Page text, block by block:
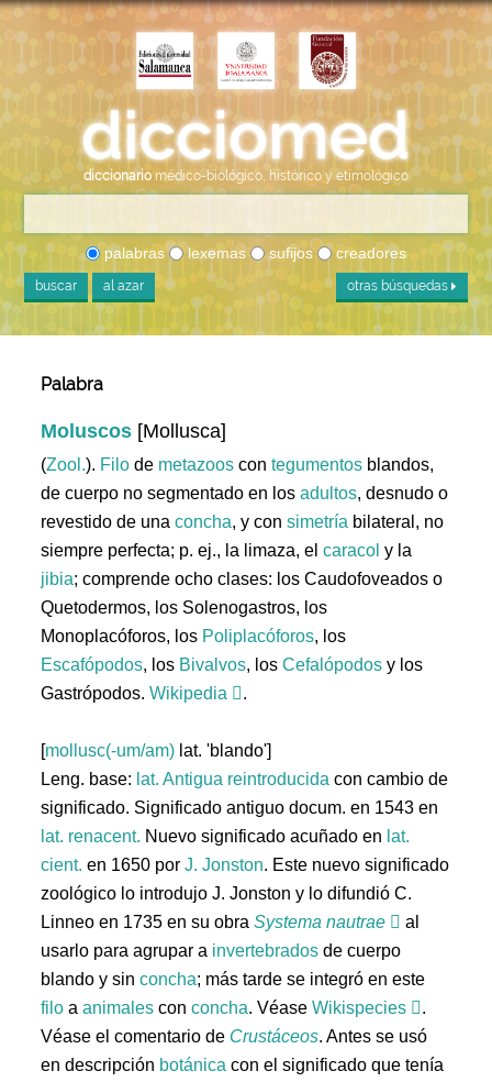
diccionario médico-biológico, histórico y etimológico
palabras lexemas sufijos creadores
buscar al azar otras búsquedas
Palabra
Moluscos [Mollusca]
(Zool.). Filo de metazoos contegumentos blandos,
de cuerpo no segmentado en losadultos, desnudo o
revestido de unaconcha, y consimetría bilateral, no
siempre perfecta; p. ej., la limaza, elcaracol y la
jibia; comprende ocho clases: los Caudofoveados o
Quetodermos, los Solenogastros, los
Monoplacóforos, los Poliplacóforos, los
Escafópodos, los Bivalvos, losCefalópodos y los
Gastrópodos.Wikipedia .
[mollusc(-um/am) lat. 'blando']
Leng. base: lat. Antigua reintroducida con cambio de
significado. Significado antiguo docum. en 1543 en
lat. renacent. Nuevo significado acuñado en lat.
cient. en 1650 porJ. Jonston. Este nuevo significado
zoológico lo introdujo J. Jonston y lo difundió C.
Linneo en 1735 en su obraSystema nautrae
al
usarlo para agrupar a invertebrados de cuerpo
blando y sinconcha; más tarde se integró en este
filo aanimales conconcha. VéaseWikispecies
.
Véase el comentario de Crustáceos. Antes se usó
en descripción botánica con el significado que tenía